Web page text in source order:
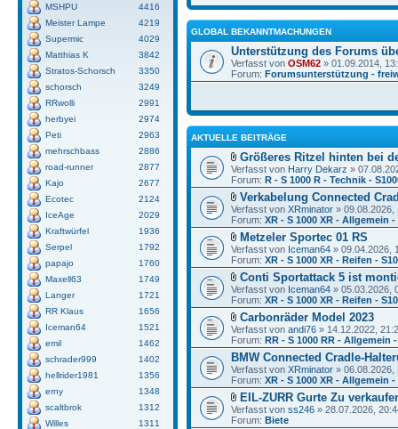
MSHPU
4416
Meister Lampe
4219
Supermic
4029
Matthias K
3842
Stratos-Schorsch
3350
schorsch
3249
RRwolli
2991
herbyei
2974
Peti
2963
mehrschbass
2886
road-runner
2877
Kajo
2677
Ecotec
2124
IceAge
2029
Kraftwürfel
1936
Serpel
1792
papajo
1760
Maxell63
1749
Langer
1721
RR Klaus
1656
Iceman64
1521
emil
1462
schrader999
1402
hellrider1981
1356
erny
1348
scaltbrok
1312
Willes
1311
GLOBAL BEKANNTMACHUNGEN
Unterstützung des Forums
Verfasst von OSM62 » 01.09.2014,
Forum: Forumsunterstützung -
AKTUELLE BEITRÄGE
Größeres Ritzel hinten bei
Verfasst von Harry Dekarz »
Forum: R - S 1000 R - Technik -
Verkabelung Connected
Verfasst von XRminator » 09.08.2026,
Forum: XR - S 1000 XR - Allgemein -
Metzeler Sportec 01 RS
Verfasst von Iceman64 » 09.04.2026,
Forum: XR - S 1000 XR - Reifen -
Conti Sportattack 5 ist
Verfasst von Iceman64 » 05.03.2026,
Forum: XR - S 1000 XR - Reifen -
Carbonräder Model 2023
Verfasst von andi76 » 14.12.2022,
Forum: RR - S 1000 RR - Allgemein
BMW Connected Cradle-
Verfasst von XRminator » 06.08.2026,
Forum: XR - S 1000 XR - Allgemein -
EIL-ZURR Gurte Zu
Verfasst von ss246 » 28.07.2026,
Forum: Biete